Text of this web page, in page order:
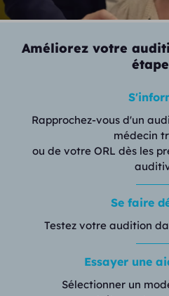
Améliorez votre
Rapprochez-vous d'un
médecin
ou de votre ORL dès les
Se faire
Testez votre audition
Essayer une
Sélectionner un